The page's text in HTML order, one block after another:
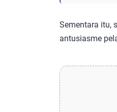
Sementara itu,
antusiasme